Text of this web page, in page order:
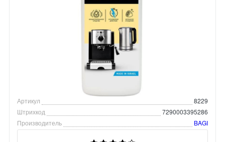
Артикул
8229
Штрихкод
7290003395286
Производитель
BAGI